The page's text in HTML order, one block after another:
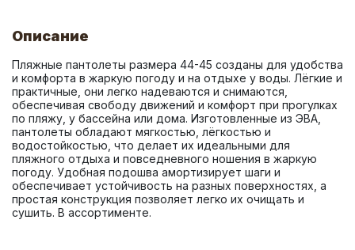
Описание
Пляжные пантолеты размера 44-45 созданы для удобства
и комфорта в жаркую погоду и на отдыхе у воды. Лёгкие и
практичные, они легко надеваются и снимаются,
обеспечивая свободу движений и комфорт при прогулках
по пляжу, у бассейна или дома. Изготовленные из ЭВА,
пантолеты обладают мягкостью, лёгкостью и
водостойкостью, что делает их идеальными для
пляжного отдыха и повседневного ношения в жаркую
погоду. Удобная подошва амортизирует шаги и
обеспечивает устойчивость на разных поверхностях, а
простая конструкция позволяет легко их очищать и
сушить. В ассортименте.